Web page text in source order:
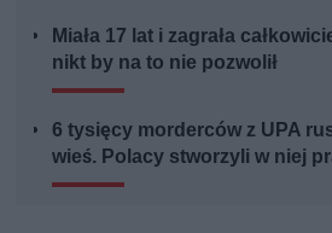
Miała 17 lat i zagrała
nikt by na to nie pozwolił
6 tysięcy morderców z UPA
wieś. Polacy stworzyli w niej